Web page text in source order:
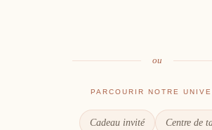
ou
PARCOURIR NOTRE
Cadeau invité Centre de